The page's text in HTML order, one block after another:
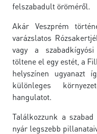
felszabadult öröméről.
Akár Veszprém
varázslatos
vagy a
töltene el egy estét, a
helyszínen ugyanazt
különleges
hangulatot.
Találkozzunk a
nyár legszebb